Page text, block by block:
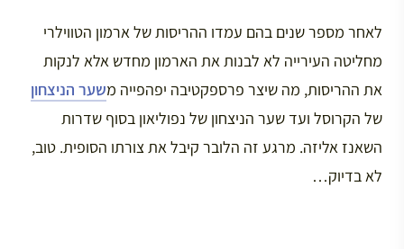
לאחר מספר שנים בהם עמדו ההריסות של ארמון הטווילרי
מחליטה העירייה לא לבנות את הארמון מחדש אלא לנקות
את ההריסות, מה שיצר פרספקטיבה יפהפייה משער הניצחון
של הקרוסל ועד שער הניצחון של נפוליאון בסוף שדרות
השאנז אליזה. מרגע זה הלובר קיבל את צורתו הסופית. טוב,
לא בדיוק…